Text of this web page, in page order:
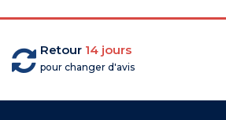
Retour 14 jours
pour changer d'avis